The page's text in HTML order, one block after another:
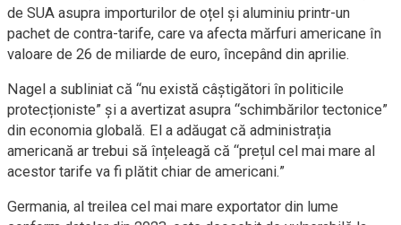
de SUA asupra importurilor de oțel și aluminiu printr-un
pachet de contra-tarife, care va afecta mărfuri americane în
valoare de 26 de miliarde de euro, începând din aprilie.
Nagel a subliniat că “nu există câștigători în politicile
protecționiste” și a avertizat asupra “schimbărilor tectonice”
din economia globală. El a adăugat că administrația
americană ar trebui să înțeleagă că “prețul cel mai mare al
acestor tarife va fi plătit chiar de americani.”
Germania, al treilea cel mai mare exportator din lume